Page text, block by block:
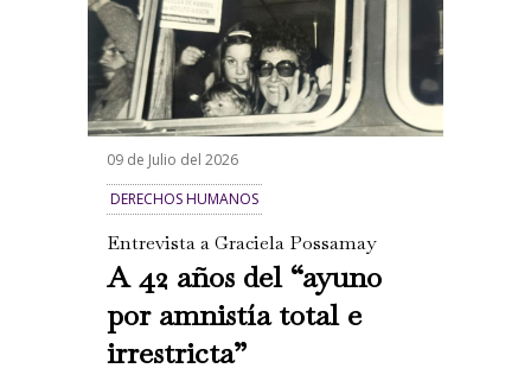
09 de Julio del 2026
DERECHOS HUMANOS
Entrevista a Graciela Possamay
A 42 años del “ayuno
por amnistía total e
irrestricta”